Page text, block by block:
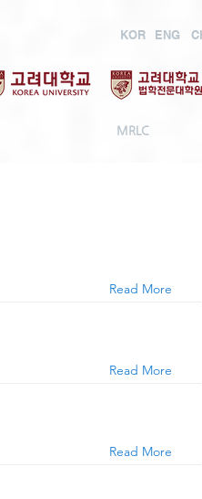
KOR ENG
MRLC
Read More
Read More
Read More